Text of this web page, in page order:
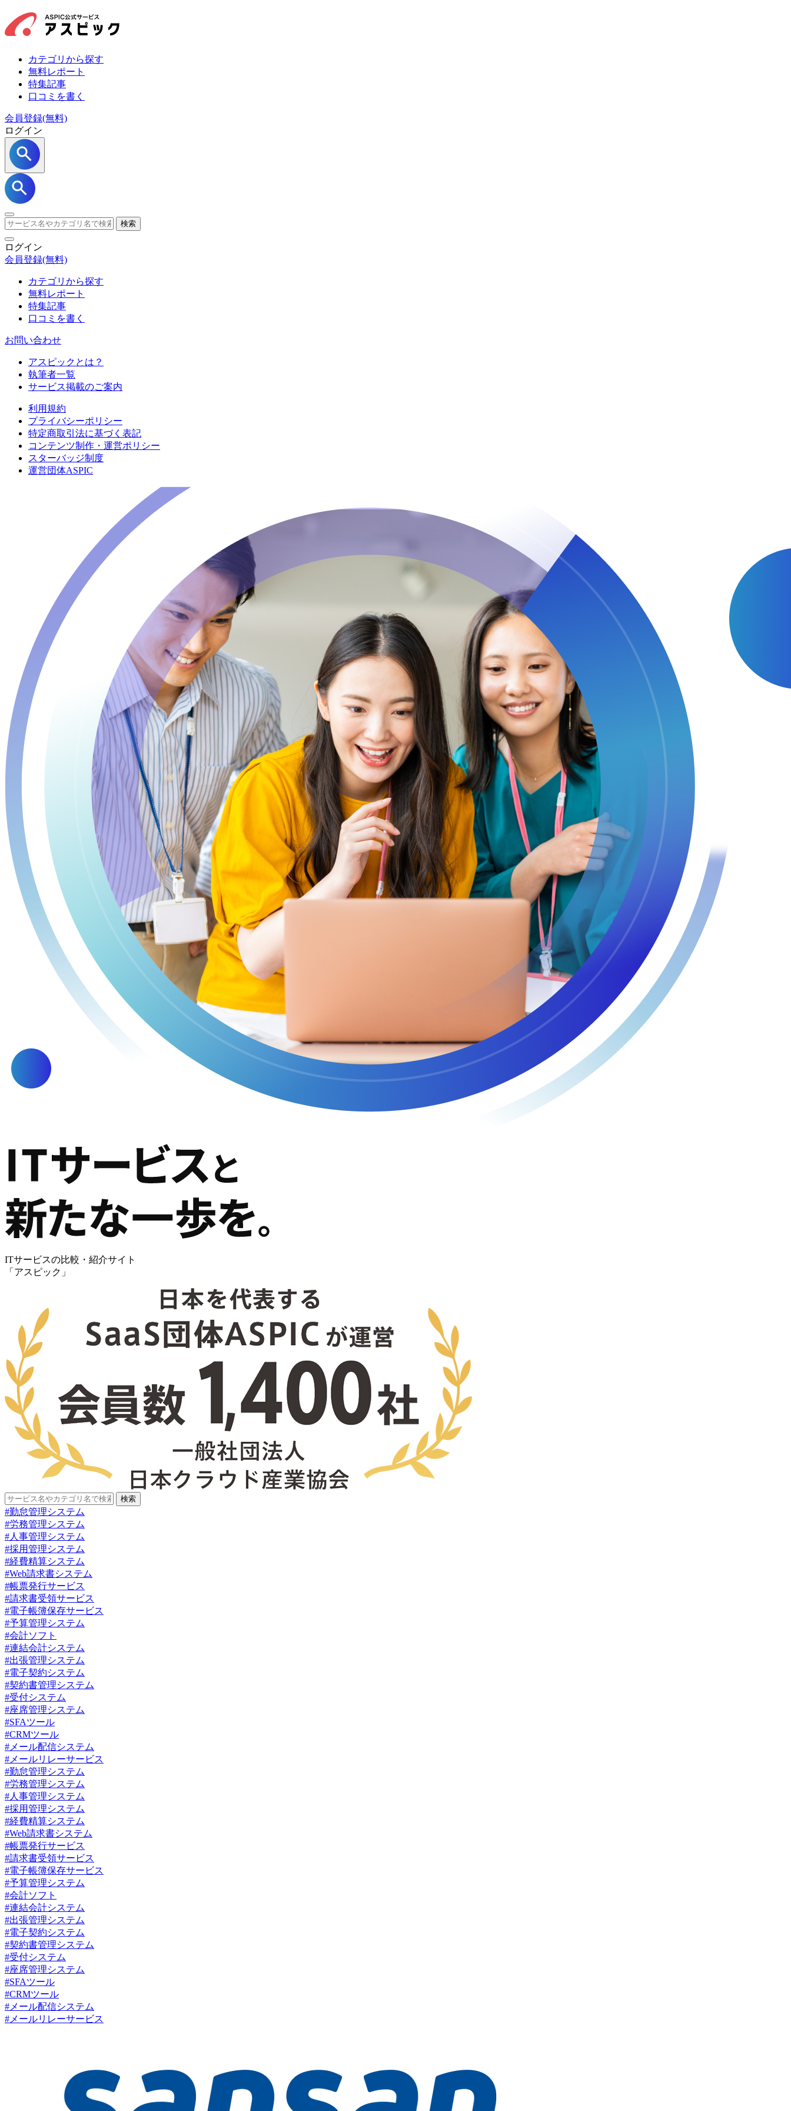
カテゴリから探す
無料レポート
特集記事
口コミを書く
会員登録(無料)
ログイン
検索
ログイン
会員登録(無料)
カテゴリから探す
無料レポート
特集記事
口コミを書く
お問い合わせ
アスピックとは？
執筆者一覧
サービス掲載のご案内
利用規約
プライバシーポリシー
特定商取引法に基づく表記
コンテンツ制作・運営ポリシー
スターバッジ制度
運営団体ASPIC
ITサービスの比較・紹介サイト
「アスピック」
検索
#勤怠管理システム
#労務管理システム
#人事管理システム
#採用管理システム
#経費精算システム
#Web請求書システム
#帳票発行サービス
#請求書受領サービス
#電子帳簿保存サービス
#予算管理システム
#会計ソフト
#連結会計システム
#出張管理システム
#電子契約システム
#契約書管理システム
#受付システム
#座席管理システム
#SFAツール
#CRMツール
#メール配信システム
#メールリレーサービス
#勤怠管理システム
#労務管理システム
#人事管理システム
#採用管理システム
#経費精算システム
#Web請求書システム
#帳票発行サービス
#請求書受領サービス
#電子帳簿保存サービス
#予算管理システム
#会計ソフト
#連結会計システム
#出張管理システム
#電子契約システム
#契約書管理システム
#受付システム
#座席管理システム
#SFAツール
#CRMツール
#メール配信システム
#メールリレーサービス